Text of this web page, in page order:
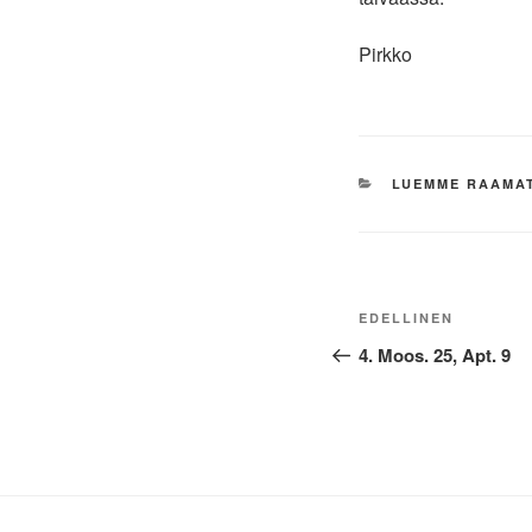
Pirkko
KATEGORIAT
LUEMME
Artikkelien
selaus
Edellinen
artikkeli
EDELLINEN
4. Moos. 25, Apt. 9